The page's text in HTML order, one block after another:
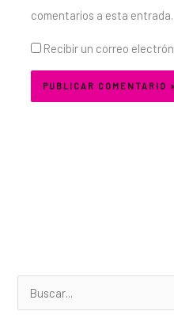
comentarios a esta entrada.
Recibir un correo